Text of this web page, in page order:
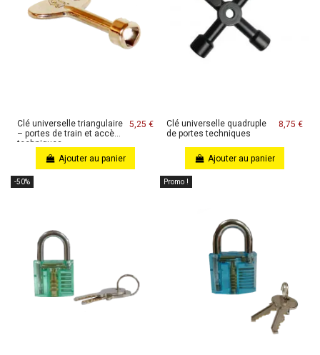
Clé universelle triangulaire
– portes de train et accès
techniques
5,25 €
Ajouter au panier
Clé universelle quadruple
de portes techniques
8,75 €
Ajouter au panier
-50% Promo !